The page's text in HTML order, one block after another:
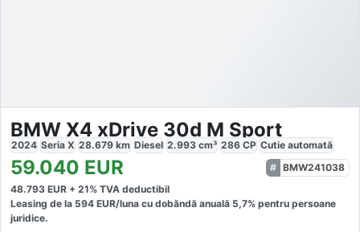
BMW X4 xDrive 30d M Sport
2024 Seria X 28.679 km Diesel 2.993 cm³ 286 CP Cutie automată
59.040 EUR
BMW241038
48.793 EUR + 21% TVA deductibil
Leasing de la 594 EUR/luna cu dobăndă anuală 5,7% pentru persoane
juridice.